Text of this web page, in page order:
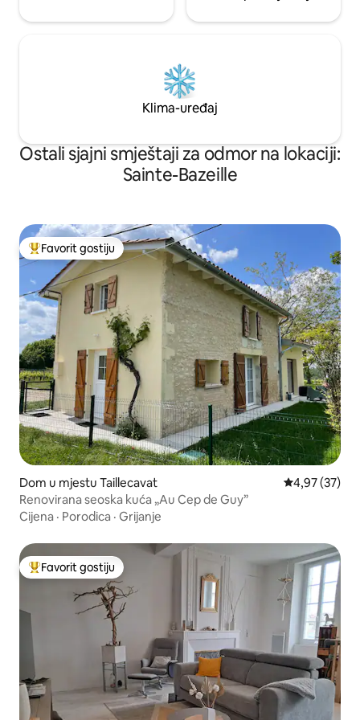
Klima-uređaj
Ostali sjajni smještaji za odmor na lokaciji:
Sainte-Bazeille
Glavni favorit gostiju
Favorit gostiju
Dom u mjestu Taillecavat Prosječna
4,97 (37)
Renovirana seoska kuća „Au Cep de Guy”
Cijena · Porodica · Grijanje
Glavni favorit gostiju
Favorit gostiju